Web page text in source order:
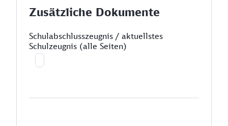
Zusätzliche Dokumente
Schulabschlusszeugnis / aktuellstes
Schulzeugnis (alle Seiten)